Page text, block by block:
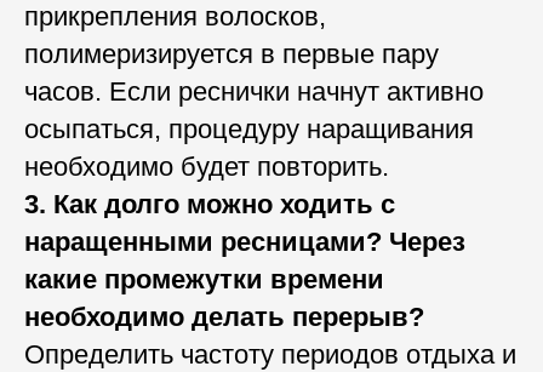
прикрепления волосков,
полимеризируется в первые пару
часов. Если реснички начнут активно
осыпаться, процедуру наращивания
необходимо будет повторить.
3. Как долго можно ходить с
наращенными ресницами? Через
какие промежутки времени
необходимо делать перерыв?
Определить частоту периодов отдыха и